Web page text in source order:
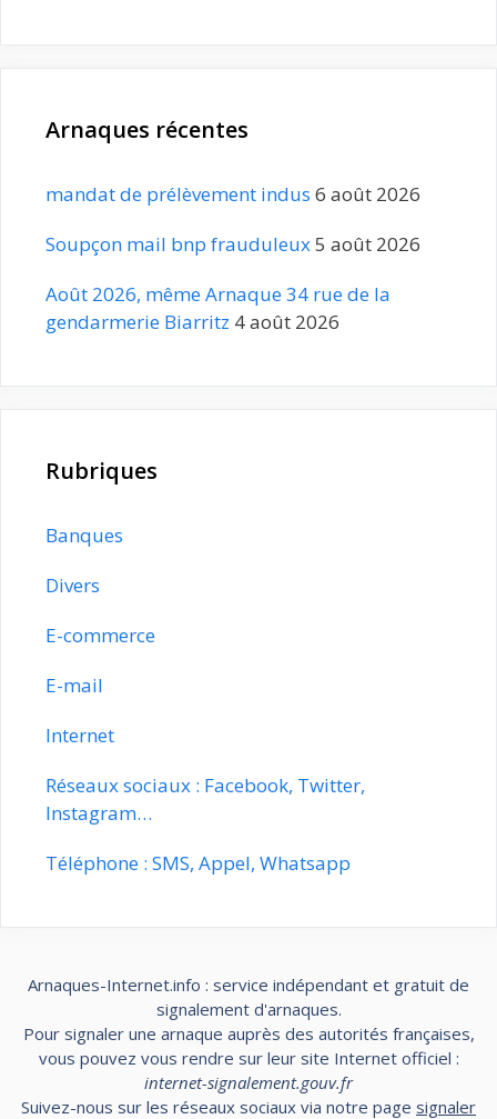
Arnaques récentes
mandat de prélèvement indus 6 août 2026
Soupçon mail bnp frauduleux5 août 2026
Août 2026, même Arnaque 34 rue de la
gendarmerie Biarritz 4 août 2026
Rubriques
Banques
Divers
E-commerce
E-mail
Internet
Réseaux sociaux : Facebook, Twitter,
Instagram…
Téléphone : SMS, Appel, Whatsapp
Arnaques-Internet.info : service indépendant et gratuit de
signalement d'arnaques.
Pour signaler une arnaque auprès des autorités françaises,
vous pouvez vous rendre sur leur site Internet officiel :
internet-signalement.gouv.fr
Suivez-nous sur les réseaux sociaux via notre page signaler